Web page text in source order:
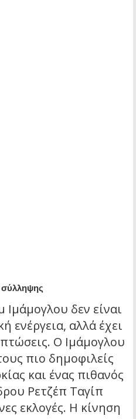
σύλληψης
δεν είναι
ενέργεια, αλλά έχει
Ο Ιμάμογλου
πιο δημοφιλείς
και ένας πιθανός
Ρετζέπ Ταγίπ
εκλογές. Η κίνηση